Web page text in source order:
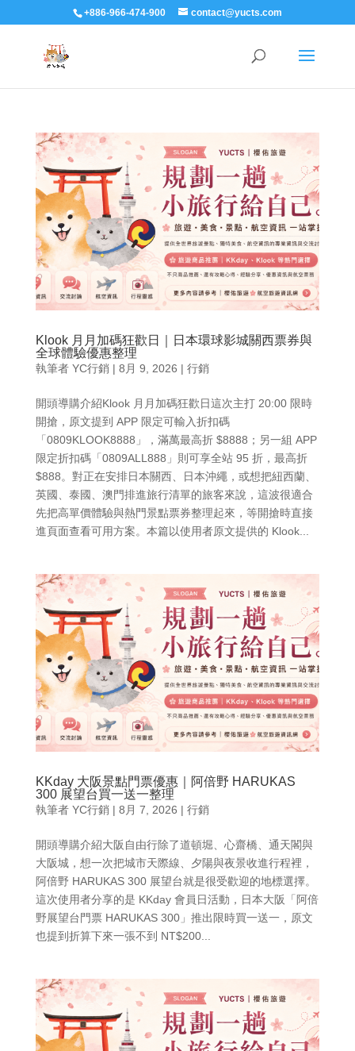
+886-966-474-900 contact@yucts.com
Klook 月月加碼狂歡日｜日本環球影城關西票券與
全球體驗優惠整理
執筆者 YC行銷| 8月 9, 2026 | 行銷
開頭導購介紹Klook 月月加碼狂歡日這次主打 20:00 限時
開搶，原文提到 APP 限定可輸入折扣碼
「0809KLOOK8888」，滿萬最高折 $8888；另一組 APP
限定折扣碼「0809ALL888」則可享全站 95 折，最高折
$888。對正在安排日本關西、日本沖繩，或想把紐西蘭、
英國、泰國、澳門排進旅行清單的旅客來說，這波很適合
先把高單價體驗與熱門景點票券整理起來，等開搶時直接
進頁面查看可用方案。本篇以使用者原文提供的 Klook...
KKday 大阪景點門票優惠｜阿倍野 HARUKAS
300 展望台買一送一整理
執筆者 YC行銷| 8月 7, 2026 | 行銷
開頭導購介紹大阪自由行除了道頓堀、心齋橋、通天閣與
大阪城，想一次把城市天際線、夕陽與夜景收進行程裡，
阿倍野 HARUKAS 300 展望台就是很受歡迎的地標選擇。
這次使用者分享的是 KKday 會員日活動，日本大阪「阿倍
野展望台門票 HARUKAS 300」推出限時買一送一，原文
也提到折算下來一張不到 NT$200...